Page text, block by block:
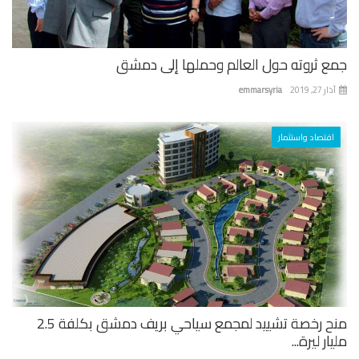
ثروته حول العالم وحملها إلى دمشق
emmarsyria 27, 2019
اقتصاد واستثمار
منح رخصة تشييد لمجمع سياحي بريف دمشق بكلفة 2.5
ليرة...